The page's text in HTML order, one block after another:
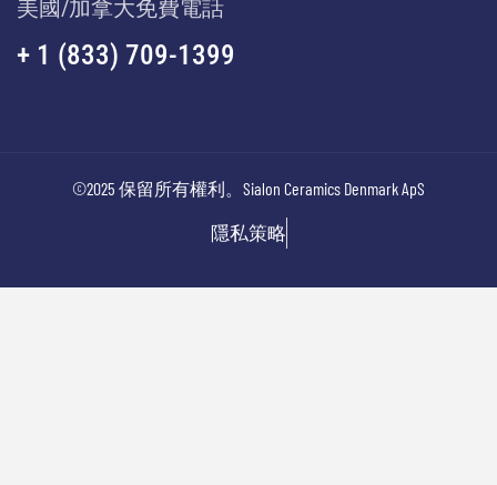
美國/加拿大免費電話
+ 1 (833) 709-1399
©2025 保留所有權利。Sialon Ceramics Denmark ApS
隱私策略